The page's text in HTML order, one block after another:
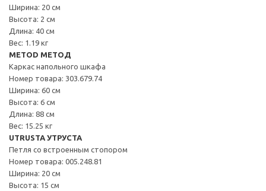
Ширина: 20 см
Высота: 2 см
Длина: 40 см
Вес: 1.19 кг
METOD МЕТОД
Каркас напольного шкафа
Номер товара: 303.679.74
Ширина: 60 см
Высота: 6 см
Длина: 88 см
Вес: 15.25 кг
UTRUSTA УТРУСТА
Петля со встроенным стопором
Номер товара: 005.248.81
Ширина: 20 см
Высота: 15 см